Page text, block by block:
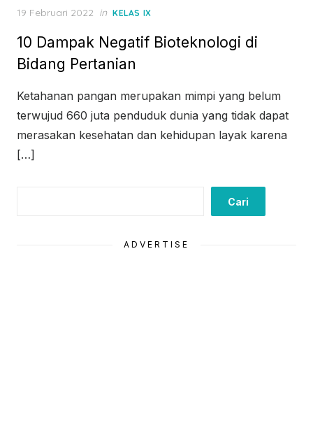
Posted
19 Februari 2022 in KELAS IX
10 Dampak Negatif Bioteknologi di
Bidang Pertanian
Ketahanan pangan merupakan mimpi yang belum
terwujud 660 juta penduduk dunia yang tidak dapat
merasakan kesehatan dan kehidupan layak karena
[…]
Cari
ADVERTISE